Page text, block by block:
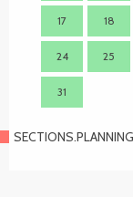
17 18
24 25
31